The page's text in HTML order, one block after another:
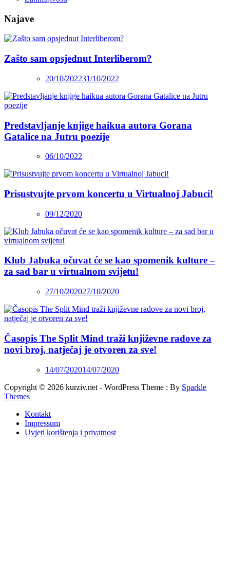
Najave
Zašto sam opsjednut Interliberom?
20/10/202231/10/2022
Predstavljanje knjige haikua autora Gorana
Gatalice na Jutru poezije
06/10/2022
Prisustvujte prvom koncertu u Virtualnoj Jabuci!
09/12/2020
Klub Jabuka očuvat će se kao spomenik kulture –
za sad bar u virtualnom svijetu!
27/10/202027/10/2020
Časopis The Split Mind traži književne radove za
novi broj, natječaj je otvoren za sve!
14/07/202014/07/2020
Copyright © 2026 kurziv.net - WordPress Theme : By Sparkle
Themes
Kontakt
Impressum
Uvjeti korištenja i privatnost